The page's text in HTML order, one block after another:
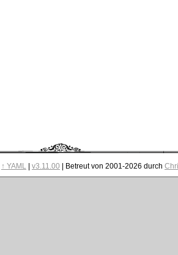
↑ YAML| v3.11.00 | Betreut von 2001-2026 durch